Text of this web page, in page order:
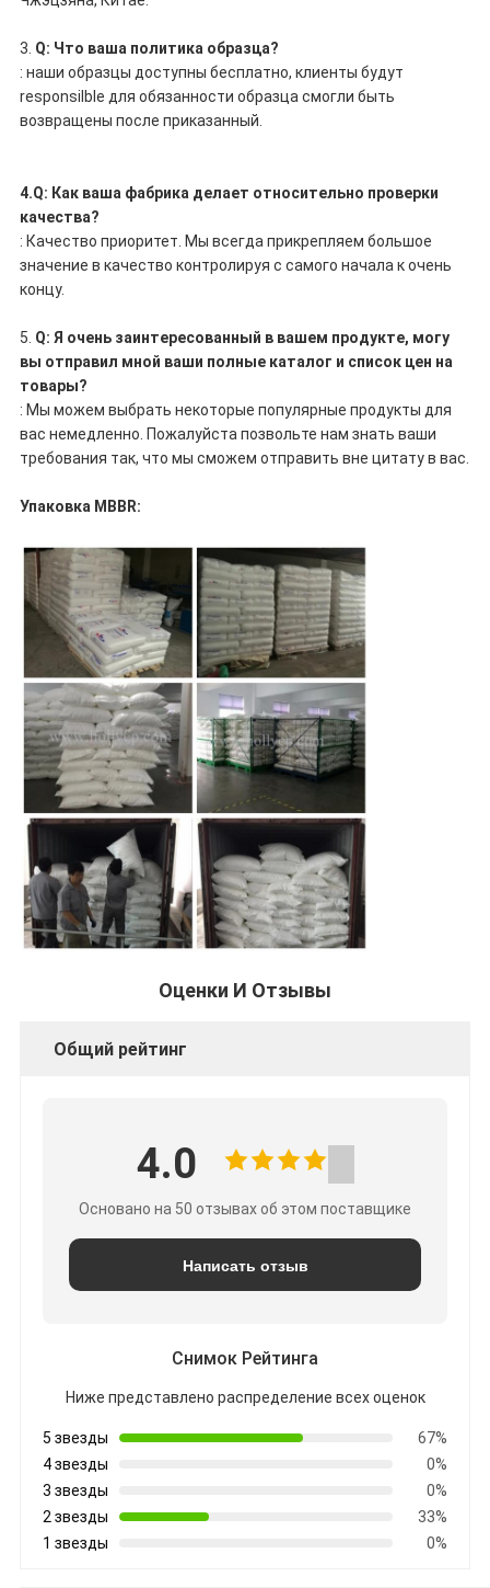
3. Q: Что ваша политика образца?
: наши образцы доступны бесплатно, клиенты будут
responsilble для обязанности образца смогли быть
возвращены после приказанный.
4.Q: Как ваша фабрика делает относительно проверки
качества?
: Качество приоритет. Мы всегда прикрепляем большое
значение в качество контролируя с самого начала к очень
концу.
5. Q: Я очень заинтересованный в вашем продукте, могу
вы отправил мной ваши полные каталог и список цен на
товары?
: Мы можем выбрать некоторые популярные продукты для
вас немедленно. Пожалуйста позвольте нам знать ваши
требования так, что мы сможем отправить вне цитату в вас.
Упаковка MBBR:
Оценки И Отзывы
Общий рейтинг
4.0
Основано на 50 отзывах об этом поставщике
Написать отзыв
Снимок Рейтинга
Ниже представлено распределение всех оценок
5 звезды
67%
4 звезды
0%
3 звезды
0%
2 звезды
33%
1 звезды
0%